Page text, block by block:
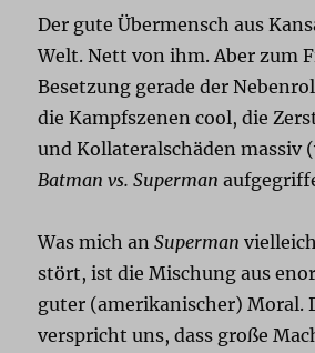
Der gute Übermensch aus
Welt. Nett von ihm. Aber zum
Besetzung gerade der
die Kampfszenen cool, die
und Kollateralschäden massiv
Batman vs. Superman
Was mich anSuperman
stört, ist die Mischung aus
guter (amerikanischer) Moral.
verspricht uns, dass große